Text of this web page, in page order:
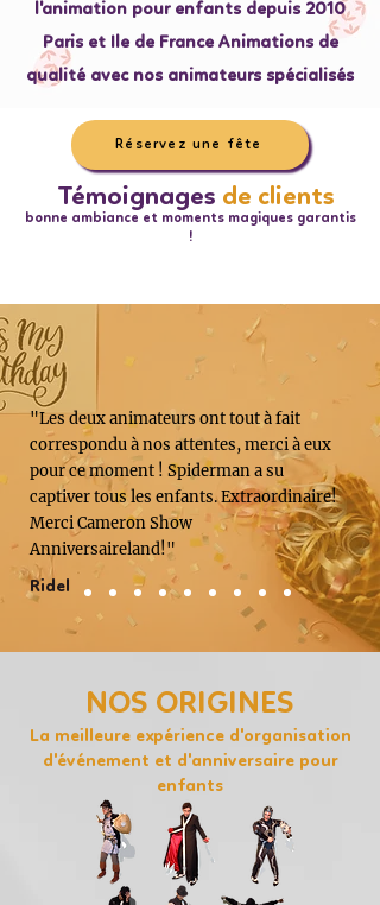
l'animation pour enfants depuis 2010
Paris et Ile de France Animations de
qualité avec nos animateurs spécialisés
Réservez une fête
bonne ambiance et moments magiques garantis
!
Témoignages de clients
"Les deux animateurs ont tout à fait
correspondu à nos attentes, merci à eux
pour ce moment ! Spiderman a su
captiver tous les enfants. Extraordinaire!
Merci Cameron Show
Anniversaireland!"
Ridel
NOS ORIGINES
La meilleure expérience d'organisation
d'événement et d'anniversaire pour
enfants